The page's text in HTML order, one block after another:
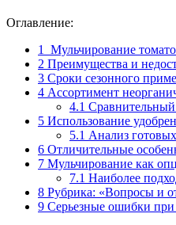
Оглавление:
1
Мульчирование
2 Преимущества и
3 Сроки сезонного
4 Ассортимент
4.1
5 Использование
5.1 Анализ
6 Отличительные
7 Мульчирование как
7.1 Наиболее
8 Рубрика: «Вопросы и
9 Серьезные ошибки